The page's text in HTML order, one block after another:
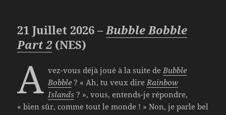
21 Juillet 2026 –Bubble Bobble
Part 2(NES)
A vez-vous déjà joué à la suite de Bubble
Bobble? « Ah, tu veux dire Rainbow
Islands? », vous, entends-je répondre,
« bien sûr, comme tout le monde ! » Non, je parle bel